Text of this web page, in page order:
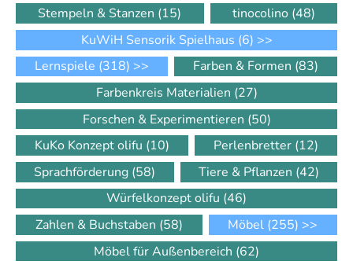
Stempeln & Stanzen (15) tinocolino (48)
KuWiH Sensorik Spielhaus (6) >>
Lernspiele (318) >> Farben & Formen (83)
Farbenkreis Materialien (27)
Forschen & Experimentieren (50)
KuKo Konzept olifu (10) Perlenbretter (12)
Sprachförderung (58) Tiere & Pflanzen (42)
Würfelkonzept olifu (46)
Zahlen & Buchstaben (58) Möbel (255) >>
Möbel für Außenbereich (62)